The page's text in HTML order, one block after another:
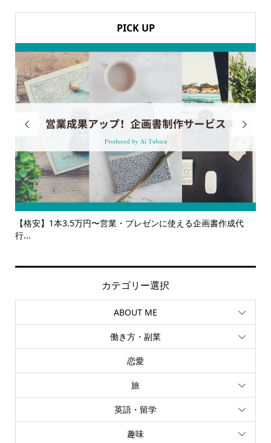
PICK UP

成代
【サービス一覧】広報・企画・デザインの単発依頼からトータ

カテゴリー選択
ABOUT ME
働き方・副業
恋愛
旅
英語・留学
趣味